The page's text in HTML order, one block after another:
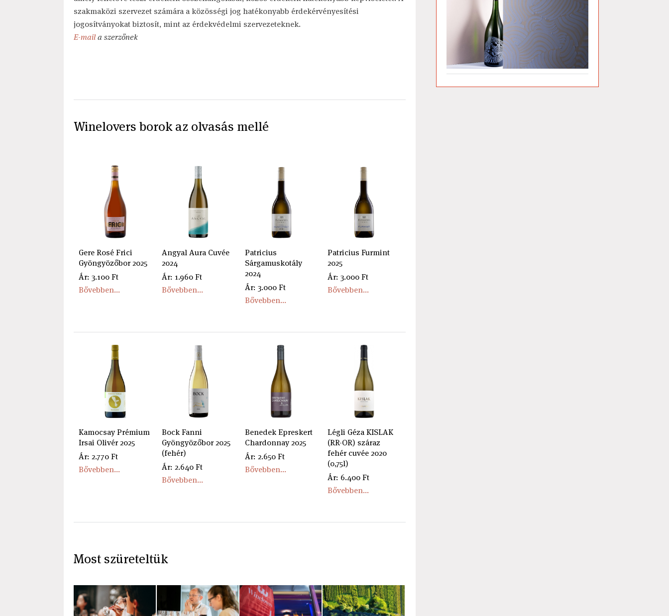
szakmaközi szervezet számára a közösségi jog hatékonyabb érdekérvényesítési
jogosítványokat biztosít, mint az érdekvédelmi szervezeteknek.
E-maila szerzőnek
Winelovers borok az olvasás mellé
Gere Rosé Frici
Gyöngyözőbor 2025
Ár: 3.100 Ft
Bővebben...
Angyal Aura Cuvée
2024
Ár: 1.960 Ft
Bővebben...
Patricius
Sárgamuskotály
2024
Ár: 3.000 Ft
Bővebben...
Patricius Furmint
2025
Ár: 3.000 Ft
Bővebben...
Kamocsay Prémium
Irsai Olivér 2025
Ár: 2.770 Ft
Bővebben...
Bock Fanni
Gyöngyözőbor 2025
(fehér)
Ár: 2.640 Ft
Bővebben...
Benedek Epreskert
Chardonnay 2025
Ár: 2.650 Ft
Bővebben...
Légli Géza KISLAK
(RR-OR) száraz
fehér cuvée 2020
(0,75l)
Ár: 6.400 Ft
Bővebben...
Most szüreteltük